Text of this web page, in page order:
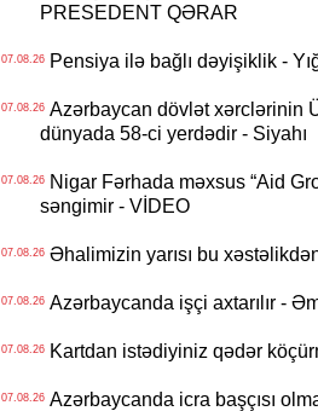
PRESEDENT QƏRAR
07.08.26Pensiya ilə bağlı dəyişiklik -
07.08.26Azərbaycan dövlət xərclərinin
dünyada 58-ci yerdədir - Siyahı
07.08.26Nigar Fərhada məxsus “Aid
səngimir - VİDEO
07.08.26Əhalimizin yarısı bu
07.08.26Azərbaycanda işçi axtarılır -
07.08.26Kartdan istədiyiniz qədər
07.08.26Azərbaycanda icra başçısı